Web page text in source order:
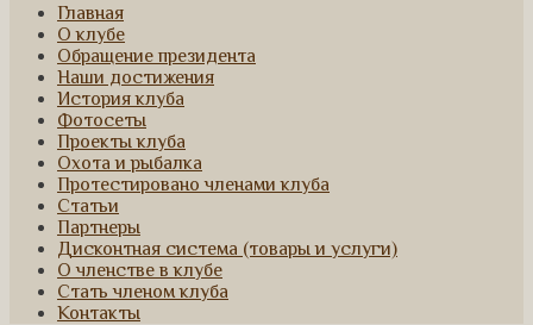
Главная
О клубе
Обращение президента
Наши достижения
История клуба
Фотосеты
Проекты клуба
Охота и рыбалка
Протестировано членами клуба
Статьи
Партнеры
Дисконтная система (товары и услуги)
О членстве в клубе
Стать членом клуба
Контакты